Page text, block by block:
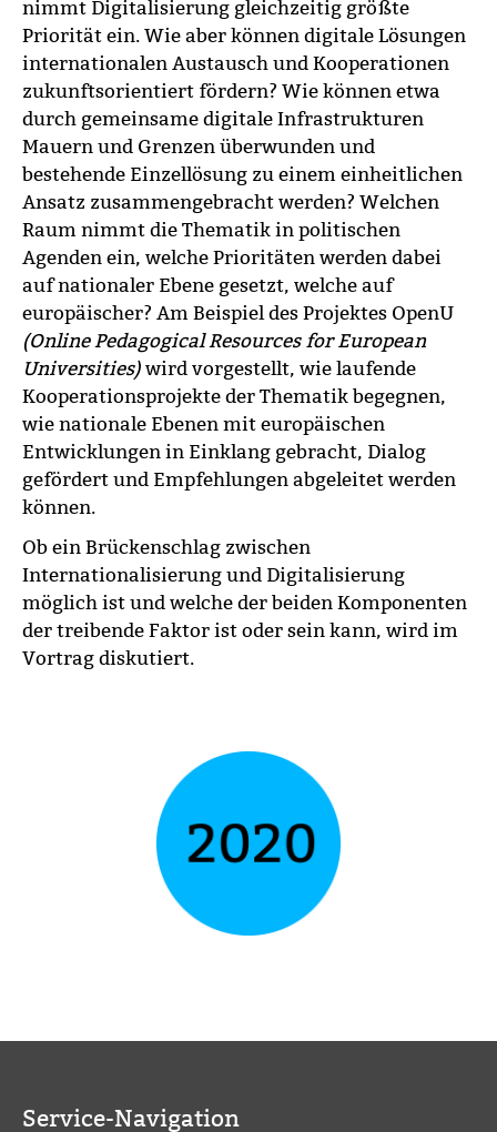
nimmt Digitalisierung gleichzeitig größte
Priorität ein. Wie aber können digitale Lösungen
internationalen Austausch und Kooperationen
zukunftsorientiert fördern? Wie können etwa
durch gemeinsame digitale Infrastrukturen
Mauern und Grenzen überwunden und
bestehende Einzellösung zu einem einheitlichen
Ansatz zusammengebracht werden? Welchen
Raum nimmt die Thematik in politischen
Agenden ein, welche Prioritäten werden dabei
auf nationaler Ebene gesetzt, welche auf
europäischer? Am Beispiel des Projektes OpenU
(Online Pedagogical Resources for European
Universities)wird vorgestellt, wie laufende
Kooperationsprojekte der Thematik begegnen,
wie nationale Ebenen mit europäischen
Entwicklungen in Einklang gebracht, Dialog
gefördert und Empfehlungen abgeleitet werden
können.
Ob ein Brückenschlag zwischen
Internationalisierung und Digitalisierung
möglich ist und welche der beiden Komponenten
der treibende Faktor ist oder sein kann, wird im
Vortrag diskutiert.
Service-Navigation